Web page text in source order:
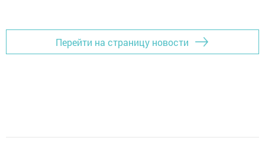
Перейти на страницу новости